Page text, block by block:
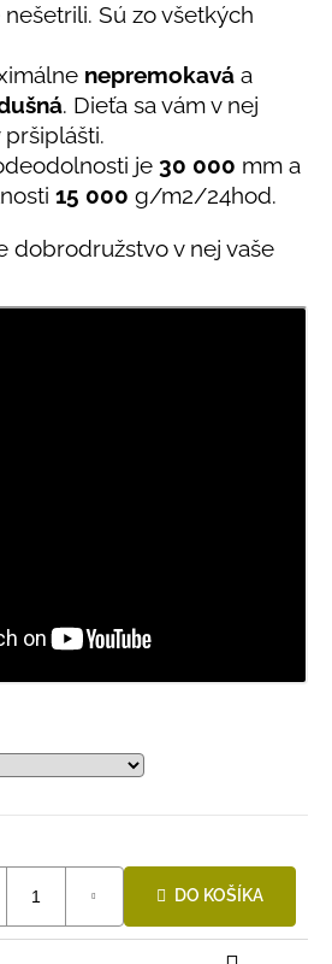
Sú zo všetkých
nepremokavá a
. Dieťa sa vám v nej
pršiplášti.
je 30 000 mm a
15 000 g/m2/24hod.
dobrodružstvo v nej vaše
DO KOŠÍKA